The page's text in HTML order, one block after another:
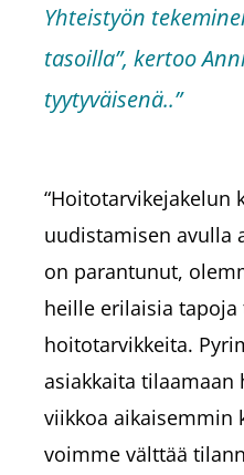
Yhteistyön
tasoilla”, kertoo
tyytyväisenä..”
“Hoitotarvikejakelun
uudistamisen avulla
on parantunut,
heille erilaisia
hoitotarvikkeita.
asiakkaita tilaamaan
viikkoa aikaisemmin
voimme välttää